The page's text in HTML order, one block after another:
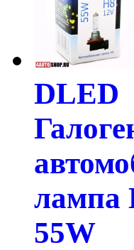
DLED
лампа
55W